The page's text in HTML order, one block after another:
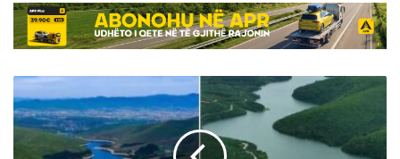
“Prishtina”
njofton